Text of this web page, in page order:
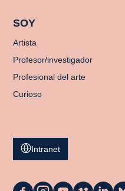
SOY
Artista
Profesor/investigador
Profesional del arte
Curioso
Intranet